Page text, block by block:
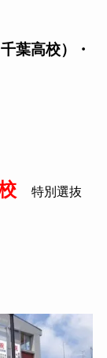
葉高校）・
特別選抜